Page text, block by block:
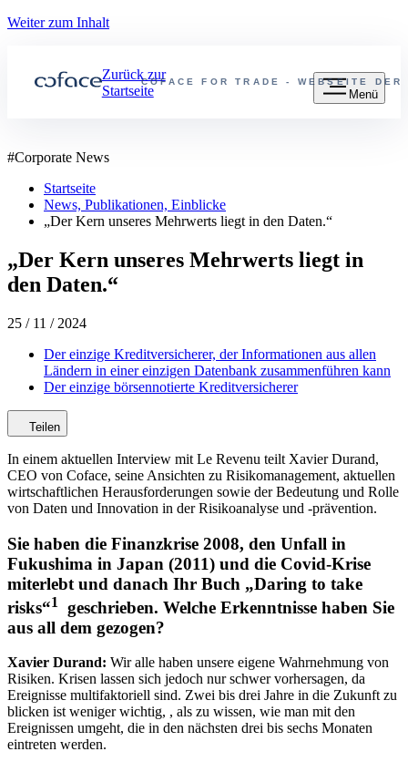
Weiter zum Inhalt
COFACE FOR TRADE - WEBSEITE DER
Zurück zur
Startseite
Menü
#Corporate News
Startseite
News, Publikationen, Einblicke
„Der Kern unseres Mehrwerts liegt in den Daten.“
„Der Kern unseres Mehrwerts liegt in
den Daten.“
25 / 11 / 2024
Der einzige Kreditversicherer, der Informationen aus allen
Ländern in einer einzigen Datenbank zusammenführen kann
Der einzige börsennotierte Kreditversicherer
Teilen
In einem aktuellen Interview mit Le Revenu teilt Xavier Durand,
CEO von Coface, seine Ansichten zu Risikomanagement, aktuellen
wirtschaftlichen Herausforderungen sowie der Bedeutung und Rolle
von Daten und Innovation in der Risikoanalyse und -prävention.
Sie haben die Finanzkrise 2008, den Unfall in
Fukushima in Japan (2011) und die Covid-Krise
miterlebt und danach Ihr Buch „Daring to take
risks“1
geschrieben. Welche Erkenntnisse haben Sie
aus all dem gezogen?
Xavier Durand: Wir alle haben unsere eigene Wahrnehmung von
Risiken. Krisen lassen sich jedoch nur schwer vorhersagen, da
Ereignisse multifaktoriell sind. Zwei bis drei Jahre in die Zukunft zu
blicken ist weniger wichtig, , als zu wissen, wie man mit den
Ereignissen umgeht, die in den nächsten drei bis sechs Monaten
eintreten werden.